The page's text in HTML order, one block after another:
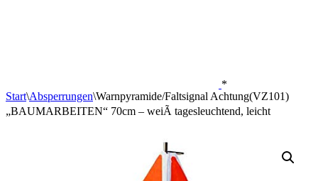
*
Start\Absperrungen\Warnpyramide/Faltsignal Achtung(VZ101)
„BAUMARBEITEN“ 70cm – weiÃ tagesleuchtend, leicht